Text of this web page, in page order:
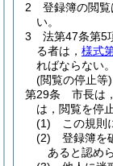
2
登録簿の閲
い。
3
法第47条第5
る者は， 様式
ればならない。
(閲覧の停止等)
第29条
市長は，
は，閲覧を停
(1)
この規則
(2)
登録簿を
あると認め